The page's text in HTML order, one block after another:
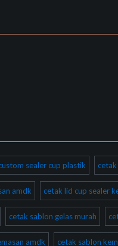
sealer cup plastik
amdk cetak lid cup sealer
cetak sablon gelas murah
amdk cetak sablon